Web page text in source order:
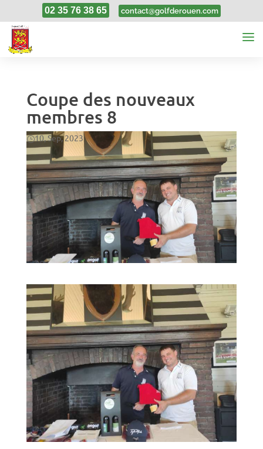
02 35 76 38 65 contact@golfderouen.com
Coupe des nouveaux
membres 8
10, Sep, 2023